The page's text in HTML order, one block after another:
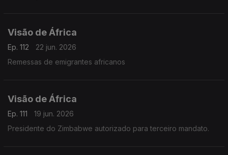
Visão de África
Ep. 112
22 jun. 2026
Remessas de emigrantes africanos
Visão de África
Ep. 111
19 jun. 2026
Presidente do Zimbabwe autorizado para terceiro mandato.